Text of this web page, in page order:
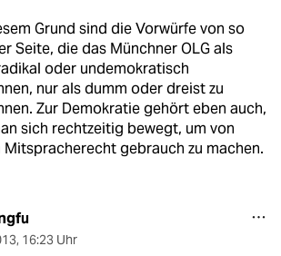
Grund sind die Vorwürfe von so
Seite, die das Münchner OLG als
oder undemokratisch
nur als dumm oder dreist zu
Zur Demokratie gehört eben auch,
sich rechtzeitig bewegt, um von
Mitspracherecht gebrauch zu machen.
, 16:23 Uhr